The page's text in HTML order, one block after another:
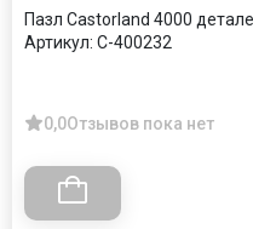
Пазл Castorland 4000
Артикул: С-400232
0,0Отзывов пока нет